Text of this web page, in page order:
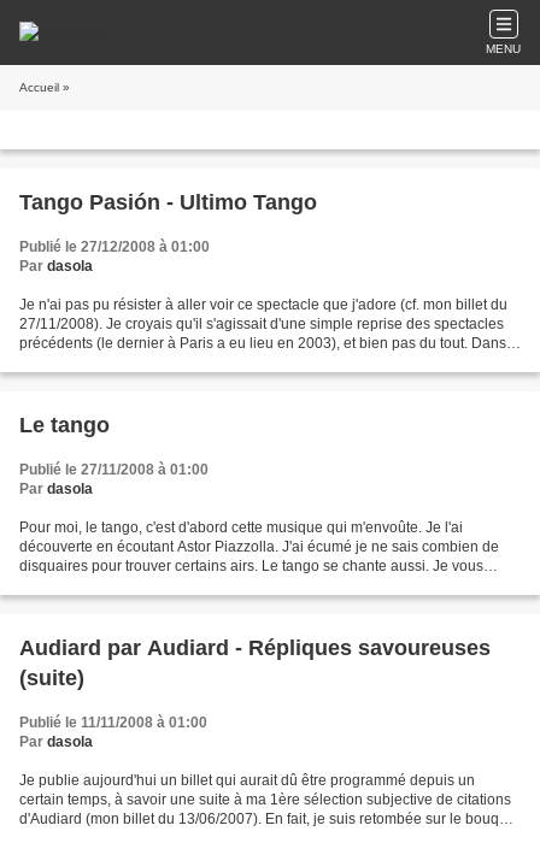
MENU
Accueil »
Tango Pasión - Ultimo Tango
Publié le 27/12/2008 à 01:00
Par dasola
Je n'ai pas pu résister à aller voir ce spectacle que j'adore (cf. mon billet du
27/11/2008). Je croyais qu'il s'agissait d'une simple reprise des spectacles
précédents (le dernier à Paris a eu lieu en 2003), et bien pas du tout. Dans
Le tango
Publié le 27/11/2008 à 01:00
Par dasola
Pour moi, le tango, c'est d'abord cette musique qui m'envoûte. Je l'ai
découverte en écoutant Astor Piazzolla. J'ai écumé je ne sais combien de
disquaires pour trouver certains airs. Le tango se chante aussi. Je vous
Audiard par Audiard - Répliques savoureuses
(suite)
Publié le 11/11/2008 à 01:00
Par dasola
Je publie aujourd'hui un billet qui aurait dû être programmé depuis un
certain temps, à savoir une suite à ma 1ère sélection subjective de citations
d'Audiard (mon billet du 13/06/2007). En fait, je suis retombée sur le bouquin